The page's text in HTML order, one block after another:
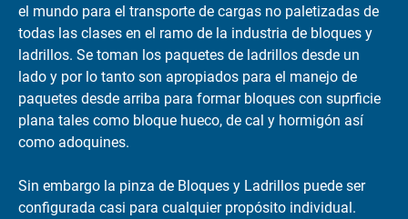
Centro de información
Compañía
Carrera profesional en KAUP
Buscador de productos
Capacidad residual
el mundo para el transporte de cargas no paletizadas de
todas las clases en el ramo de la industria de bloques y
ladrillos. Se toman los paquetes de ladrillos desde un
lado y por lo tanto son apropiados para el manejo de
paquetes desde arriba para formar bloques con suprficie
plana tales como bloque hueco, de cal y hormigón así
como adoquines.
Sin embargo la pinza de Bloques y Ladrillos puede ser
configurada casi para cualquier propósito individual.